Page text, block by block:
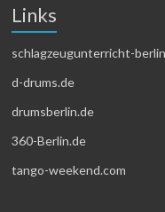
Links
schlagzeugunterricht-
d-drums.de
drumsberlin.de
360-Berlin.de
tango-weekend.com